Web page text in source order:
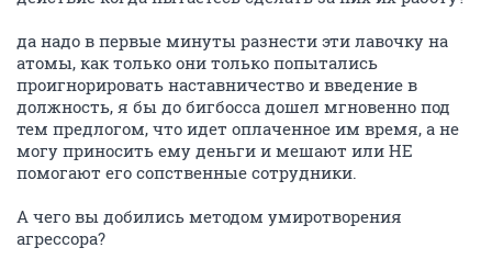
да надо в первые минуты разнести эти лавочку на
атомы, как только они только попытались
проигнорировать наставничество и введение в
должность, я бы до бигбосса дошел мгновенно под
тем предлогом, что идет оплаченное им время, а не
могу приносить ему деньги и мешают или НЕ
помогают его сопственные сотрудники.
А чего вы добились методом умиротворения
агрессора?